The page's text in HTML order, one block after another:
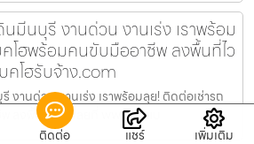
มีนบุรี งานด่วน งานเร่ง เราพร้อม
โฮพร้อมคนขับมืออาชีพ ลงพื้นที่ไว
คโฮรับจ้าง.com
งานด่วน งานเร่ง เราพร้อมลุย! ติดต่อเช่ารถ
ลงพื้นที่ไวได้เลยที่ www.รถแบ
ติดต่อ แชร์ เพิ่มเติม